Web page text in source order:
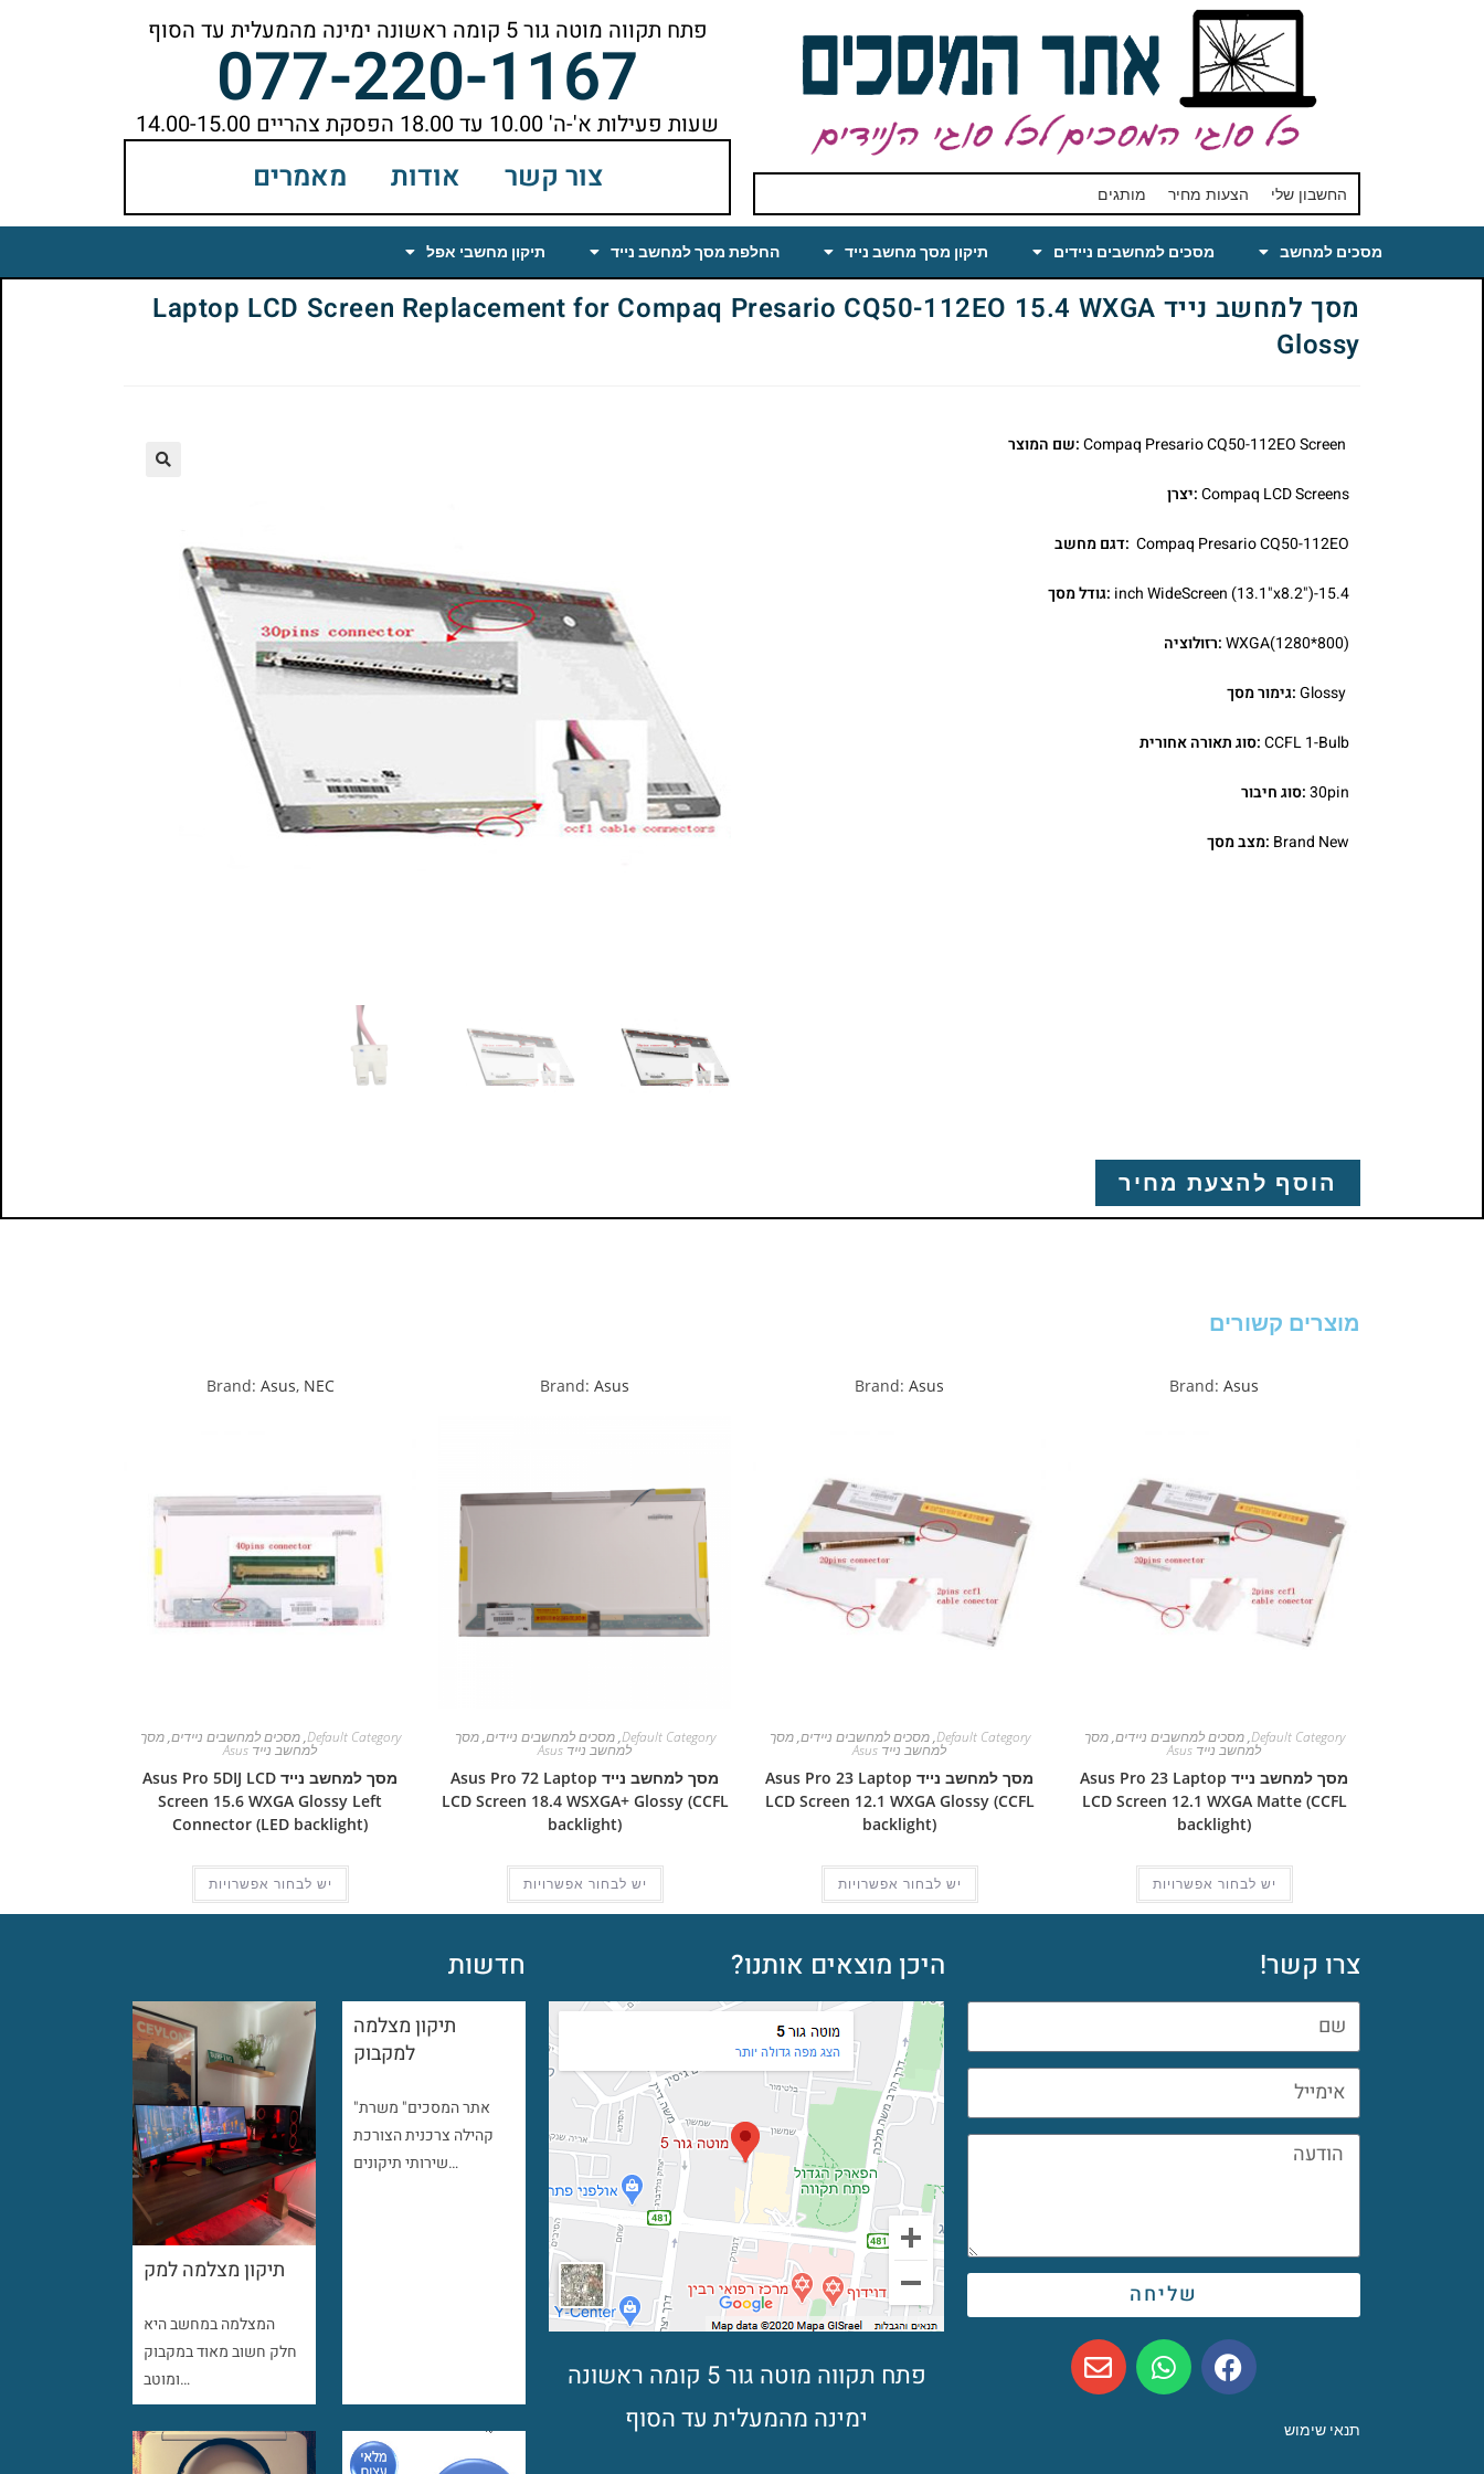
החשבון שלי הצעות מחיר מותגים
פתח תקווה מוטה גור 5 קומה ראשונה ימינה מהמעלית עד הסוף
077-220-1167שעות פעילות א'-ה' 10.00 עד 18.00 הפסקת צהריים 14.00-15.00
צור קשר אודות מאמרים
מסכים למחשב מסכים למחשבים ניידים תיקון מסך מחשב נייד החלפת מסך למחשב נייד תיקון מחשבי אפל
מסך למחשב נייד Laptop LCD Screen Replacement for Compaq Presario CQ50-112EO 15.4 WXGA
Glossy
:שם המוצר
Compaq LCD Screens:יצרן
Compaq Presario CQ50-112EO :דגם מחשב
15.4-inch WideScreen (13.1"x8.2") :גודל מסך
WXGA(1280*800):רזולוציה
Glossy:גימור מסך
CCFL 1-Bulb:סוג תאורה אחורית
30pin:סוג חיבור
Brand New :מצב מסך
הוסף להצעת מחיר
מוצרים קשורים
Brand: Asus
Default Category
,מסכים למחשבים ניידים,מסך
למחשב נייד Asus
מסך למחשב נייד Asus Pro 23 Laptop
LCD Screen 12.1 WXGA Matte (CCFL
backlight)
יש לבחור אפשרויות
Brand: Asus
Default Category
,מסכים למחשבים ניידים,מסך
למחשב נייד Asus
מסך למחשב נייד Asus Pro 23 Laptop
LCD Screen 12.1 WXGA Glossy (CCFL
backlight)
יש לבחור אפשרויות
Brand: Asus
Default Category
,מסכים למחשבים ניידים,מסך
למחשב נייד Asus
מסך למחשב נייד Asus Pro 72 Laptop
LCD Screen 18.4 WSXGA+ Glossy (CCFL
backlight)
יש לבחור אפשרויות
Brand: Asus, NEC
Default Category
,מסכים למחשבים ניידים,מסך
למחשב נייד Asus
מסך למחשב נייד Asus Pro 5DIJ LCD
Screen 15.6 WXGA Glossy Left
Connector (LED backlight)
יש לבחור אפשרויות
צרו קשר!
שליחה
תנאי שימוש
היכן מוצאים אותנו?
פתח תקווה מוטה גור 5 קומה ראשונה
ימינה מהמעלית עד הסוף
חדשות
תיקון מצלמה למק
המצלמה במחשב היא
חלק חשוב מאוד במקבוק
ומוטב…
תיקון מצלמה
למקבוק
"אתר המסכים" משרת
קהילה צרכנית הצורכת
שירותי תיקונים…